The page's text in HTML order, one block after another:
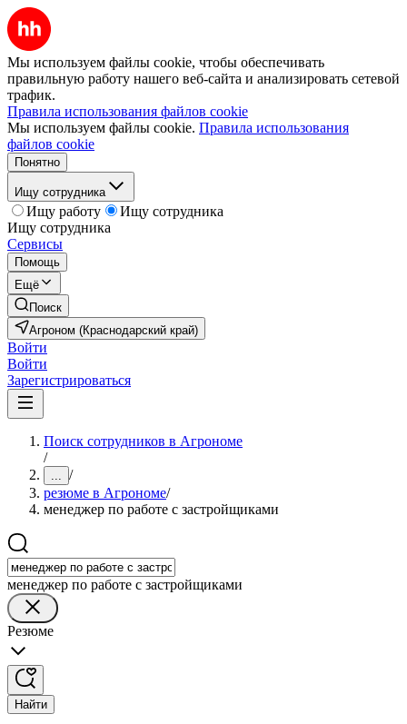
Мы используем файлы cookie, чтобы обеспечивать
правильную работу нашего веб-сайта и анализировать сетевой
трафик.
Правила использования файлов cookie
Мы используем файлы cookie. Правила использования
файлов cookie
Понятно
Ищу сотрудника
Ищу работу
Ищу сотрудника
Ищу сотрудника
Сервисы
Помощь
Ещё
Поиск
Агроном (Краснодарский край)
Войти
Войти
Зарегистрироваться
Поиск сотрудников в Агрономе
/
... /
резюме в Агрономе/
менеджер по работе с застройщиками
менеджер по работе с застройщиками
Резюме
Найти